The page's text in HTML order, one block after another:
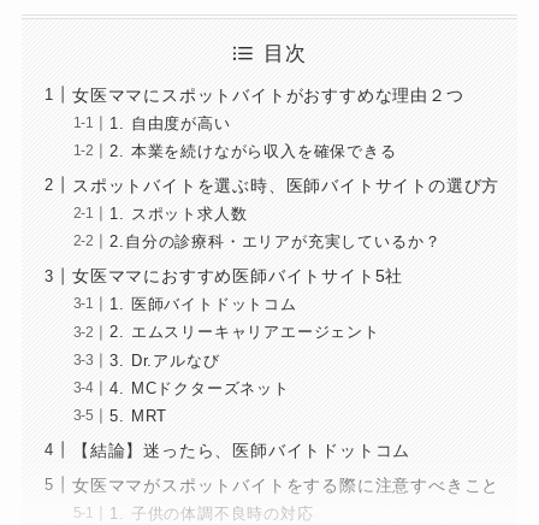
目次
女医ママにスポットバイトがおすすめな理由２つ
1. 自由度が高い
2. 本業を続けながら収入を確保できる
スポットバイトを選ぶ時、医師バイトサイトの選び方
1. スポット求人数
2.自分の診療科・エリアが充実しているか？
女医ママにおすすめ医師バイトサイト5社
1. 医師バイトドットコム
2. エムスリーキャリアエージェント
3. Dr.アルなび
4. MCドクターズネット
5. MRT
【結論】迷ったら、医師バイトドットコム
女医ママがスポットバイトをする際に注意すべきこと
1. 子供の体調不良時の対応